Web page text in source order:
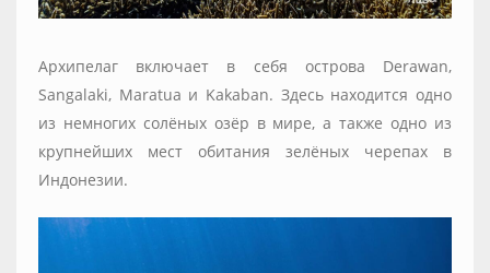
Архипелаг включает в себя острова Derawan,
Sangalaki, Maratua и Kakaban. Здесь находится одно
из немногих солёных озёр в мире, а также одно из
крупнейших мест обитания зелёных черепах в
Индонезии.